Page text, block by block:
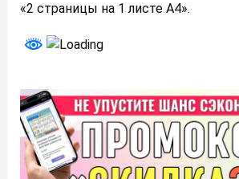
«2 страницы на 1 листе А4».